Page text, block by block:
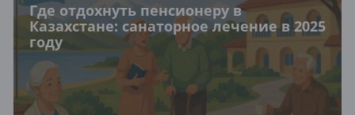
Где отдохнуть пенсионеру в
Казахстане: санаторное лечение в 2025
году